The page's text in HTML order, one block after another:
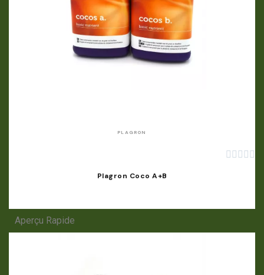
PLAGRON
    
Plagron Coco A+B
Aperçu Rapide